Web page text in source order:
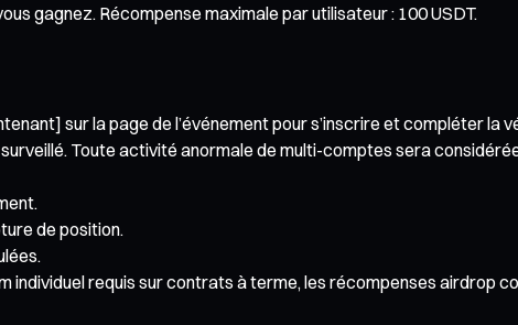
gagnez. Récompense maximale par utilisateur : 100 USDT.
sur la page de l’événement pour s’inscrire et compléter la
Toute activité anormale de multi-comptes sera
de position.
individuel requis sur contrats à terme, les récompenses airdrop